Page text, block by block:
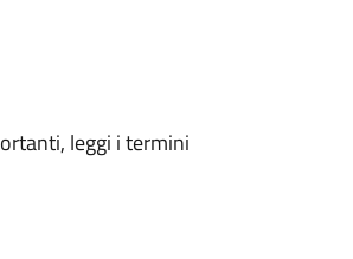
leggi i termini